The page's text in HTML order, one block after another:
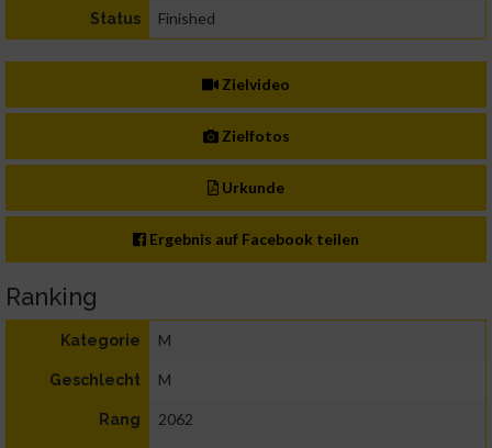
Status Finished
Zielvideo
Zielfotos
Urkunde
Ergebnis auf Facebook teilen
Ranking
Kategorie M
Geschlecht M
Rang 2062